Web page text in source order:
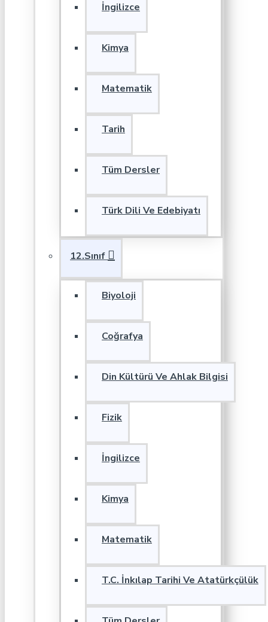
İngilizce
Kimya
Matematik
Tarih
Tüm Dersler
Türk Dili Ve Edebiyatı
12.Sınıf
Biyoloji
Coğrafya
Din Kültürü Ve Ahlak Bilgisi
Fizik
İngilizce
Kimya
Matematik
T.C. İnkılap Tarihi Ve Atatürkçülük